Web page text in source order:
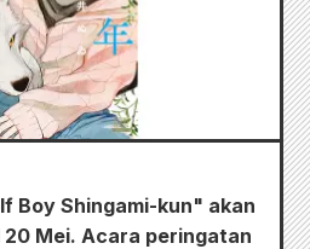
Boy Shingami-kun" akan
Mei. Acara peringatan